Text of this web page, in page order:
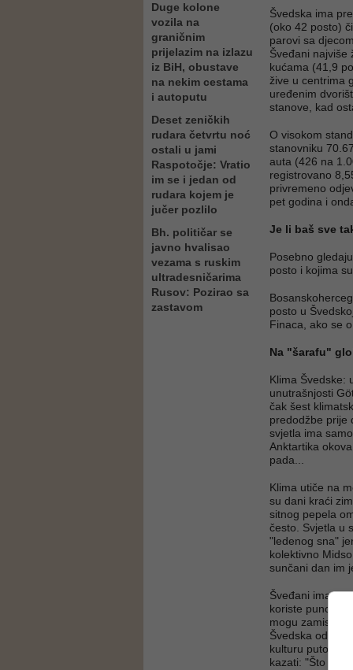
Duge kolone
vozila na
graničnim
prijelazim na izlazu
iz BiH, obustave
na nekim cestama
i autoputu
Deset zeničkih
rudara četvrtu noć
ostali u jami
Raspotočje: Vratio
im se i jedan od
rudara kojem je
jučer pozlilo
Bh. političar se
javno hvalisao
vezama s ruskim
ultradesničarima
Rusov: Pozirao sa
zastavom
Švedska ima
(oko 42 posto)
parovi sa
Šveđani najviše
kućama (41,9
žive u centrima
uređenim
stanove, kad
O visokom
stanovniku
auta (426 na
registrovano
privremeno
pet godina i
Je li baš sve
Posebno
posto i kojima
posto u
Finaca, ako se
Na "šarafu"
Klima Švedske:
unutrašnjosti
čak šest
predodžbe prije
svjetla ima
Anktartika
pada...
Klima utiče na
su dani kraći
sitnog pepela
često. Svjetla u
"ledenog sna"
kolektivno
sunčani dan im
Šveđani imaju
koriste puno
mogu zamisliti
Švedska od
kulturu
kazati: "Što su